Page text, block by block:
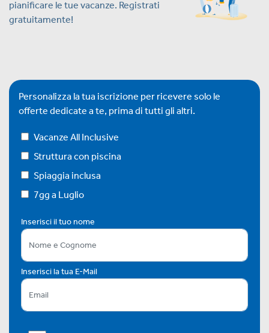
pianificare le tue vacanze. Registrati
gratuitamente!
Personalizza la tua iscrizione per ricevere solo le
offerte dedicate a te, prima di tutti gli altri.
Vacanze All Inclusive
Struttura con piscina
Spiaggia inclusa
7gg a Luglio
Inserisci il tuo nome
Inserisci la tua E-Mail